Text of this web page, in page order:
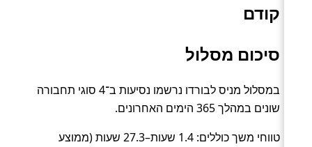
קודם
סיכום מסלול
במסלול מניס לבורדו נרשמו נסיעות ב־4 סוגי תחבורה
שונים במהלך 365 הימים האחרונים.
טווחי משך כוללים: 1.4 שעות–27.3 שעות (ממוצע